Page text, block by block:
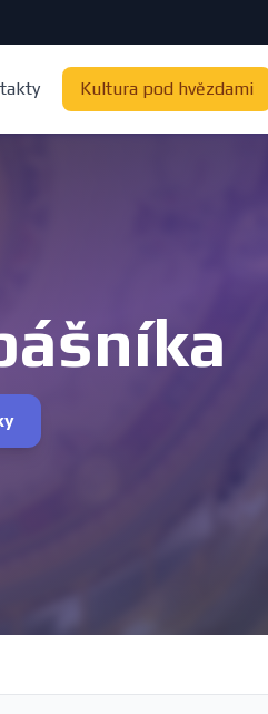
Kultura pod hvězdami